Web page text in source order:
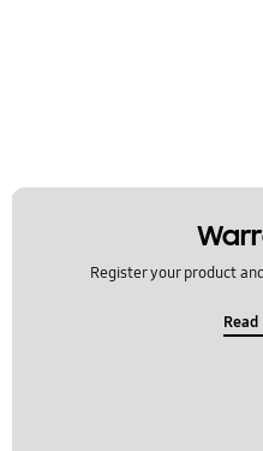
Register your product